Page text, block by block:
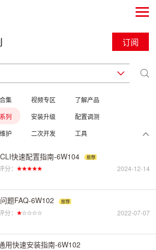
订阅
集 视频专区
了解产品
列 安装升级
配置调测
护 二次开发 工具
快速配置指南-6W104
分：
2024-12-14
题FAQ-6W102
分：
2022-07-07
用快速安装指南-6W102